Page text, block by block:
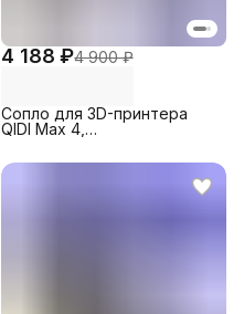
4 188 ₽4 900 ₽
Сопло для 3D-принтера
QIDI Max 4,
шт)